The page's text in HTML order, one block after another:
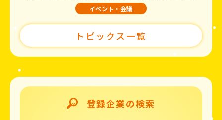
イベント・会議
トピックス一覧
登録企業の検索